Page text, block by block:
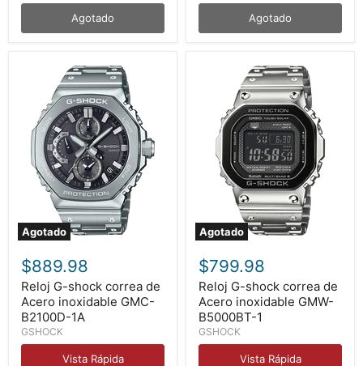
Agotado Agotado
Agotado
G-
shock
correa
de
Acero
inoxidable
GMC-
B2100D-
$889.98
Reloj G-shock correa de
Acero inoxidable GMC-
B2100D-1A
GSHOCK
Vista Rápida
Agotado
G-
shock
correa
de
Acero
inoxidable
GMW-
B5000BT-
$799.98
Reloj G-shock correa de
Acero inoxidable GMW-
B5000BT-1
GSHOCK
Vista Rápida